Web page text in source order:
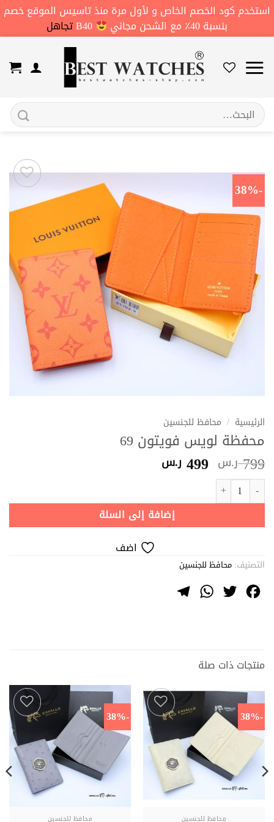
استخدم كود الخصم الخاص و لأول مرة منذ تاسيس الموقع خصم
بنسبة 40٪ مع الشحن مجاني
تجاهل
للمحتوى
البحث
عن:
-38%
اضف
الرئيسية / محافظ للجنسين
محفظة لويس فويتون 69
799 ر.س السعر
الأصلي
799 ر.س.
499 ر.س
499 ر.س.
كمية محفظة لويس فويتون 69
إضافة إلى السلة
اضف
التصنيف: محافظ للجنسين
Facebook
Twitter
WhatsApp
منتجات ذات صلة
-38%
اضف
محافظ للجنسين
-38%
اضف
محافظ للجنسين